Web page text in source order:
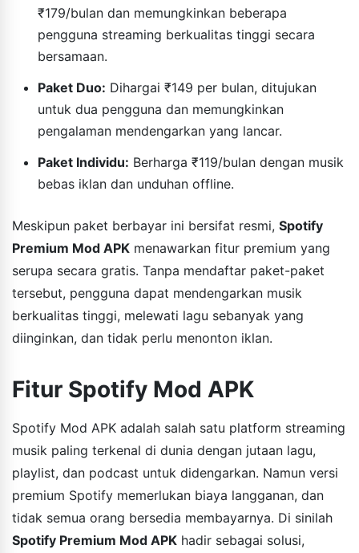
₹179/bulan dan memungkinkan beberapa
pengguna streaming berkualitas tinggi secara
bersamaan.
Paket Duo: Dihargai ₹149 per bulan, ditujukan
untuk dua pengguna dan memungkinkan
pengalaman mendengarkan yang lancar.
Paket Individu: Berharga ₹119/bulan dengan musik
bebas iklan dan unduhan offline.
Meskipun paket berbayar ini bersifat resmi, Spotify
Premium Mod APK menawarkan fitur premium yang
serupa secara gratis. Tanpa mendaftar paket-paket
tersebut, pengguna dapat mendengarkan musik
berkualitas tinggi, melewati lagu sebanyak yang
diinginkan, dan tidak perlu menonton iklan.
Fitur Spotify Mod APK
Spotify Mod APK adalah salah satu platform streaming
musik paling terkenal di dunia dengan jutaan lagu,
playlist, dan podcast untuk didengarkan. Namun versi
premium Spotify memerlukan biaya langganan, dan
tidak semua orang bersedia membayarnya. Di sinilah
Spotify Premium Mod APK hadir sebagai solusi,